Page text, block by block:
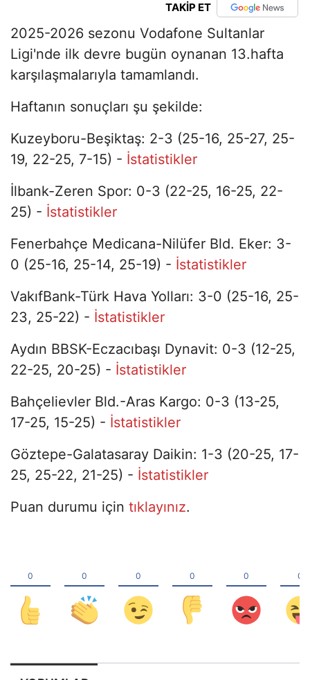
TAKİP ET
2025-2026 sezonu Vodafone Sultanlar
Ligi'nde ilk devre bugün oynanan 13.hafta
karşılaşmalarıyla tamamlandı.
Haftanın sonuçları şu şekilde:
Kuzeyboru-Beşiktaş: 2-3 (25-16, 25-27, 25-
19, 22-25, 7-15) - İstatistikler
İlbank-Zeren Spor: 0-3 (22-25, 16-25, 22-
25) - İstatistikler
Fenerbahçe Medicana-Nilüfer Bld. Eker: 3-
0 (25-16, 25-14, 25-19) - İstatistikler
VakıfBank-Türk Hava Yolları: 3-0 (25-16, 25-
23, 25-22) - İstatistikler
Aydın BBSK-Eczacıbaşı Dynavit: 0-3 (12-25,
22-25, 20-25) - İstatistikler
Bahçelievler Bld.-Aras Kargo: 0-3 (13-25,
17-25, 15-25) - İstatistikler
Göztepe-Galatasaray Daikin: 1-3 (20-25, 17-
25, 25-22, 21-25) - İstatistikler
Puan durumu için tıklayınız.